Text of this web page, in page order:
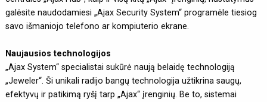
galėsite naudodamiesi „Ajax Security System“ programėle tiesiog
savo išmaniojo telefono ar kompiuterio ekrane.
Naujausios technologijos
„Ajax System“ specialistai sukūrė naują belaidę technologiją
„Jeweler“. Ši unikali radijo bangų technologija užtikrina saugų,
efektyvų ir patikimą ryšį tarp „Ajax“ įrenginių. Be to, sistemai